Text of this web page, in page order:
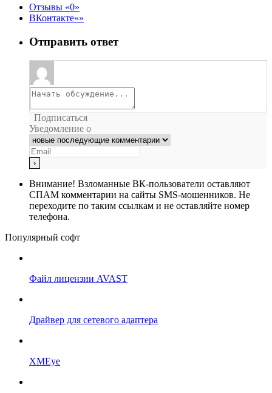
Отзывы
0
ВКонтакте
Отправить ответ
Подписаться
Уведомление о
Внимание! Взломанные ВК-пользователи оставляют
СПАМ комментарии на сайты SMS-мошенников. Не
переходите по таким ссылкам и не оставляйте номер
телефона.
Популярный софт
Файл лицензии AVAST
Драйвер для сетевого адаптера
XMEye